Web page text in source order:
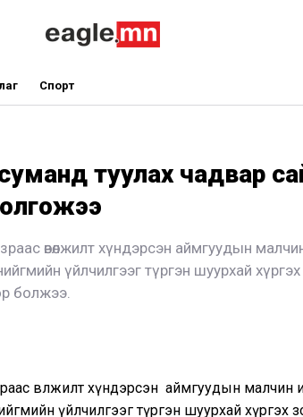
Спорт
туулах чадвар
өвөлжилт хүндэрсэн аймгуудын
үйлчилгээг түргэн шуурхай
болжээ.
өвөлжилт хүндэрсэн аймгуудын малчин
үйлчилгээг түргэн шуурхай хүргэх